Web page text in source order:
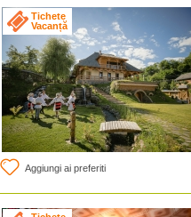
Tichete
Vacanță
Aggiungi ai preferiti